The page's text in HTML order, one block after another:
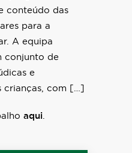
conteúdo das
para a
A equipa
conjunto de
e
crianças, com […]
aqui